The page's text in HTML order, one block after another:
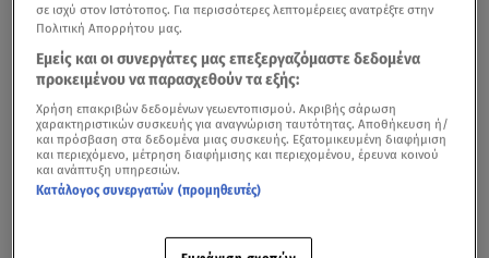
σε ισχύ στον Ιστότοπος. Για περισσότερες λεπτομέρειες ανατρέξτε στην
Πολιτική Απορρήτου μας.
Εμείς και οι συνεργάτες μας επεξεργαζόμαστε δεδομένα
προκειμένου να παρασχεθούν τα εξής:
Χρήση επακριβών δεδομένων γεωεντοπισμού. Ακριβής σάρωση
χαρακτηριστικών συσκευής για αναγνώριση ταυτότητας. Αποθήκευση ή/
και πρόσβαση στα δεδομένα μιας συσκευής. Εξατομικευμένη διαφήμιση
και περιεχόμενο, μέτρηση διαφήμισης και περιεχομένου, έρευνα κοινού
και ανάπτυξη υπηρεσιών.
Κατάλογος συνεργατών (προμηθευτές)